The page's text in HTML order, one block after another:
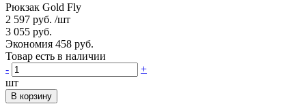
Рюкзак Gold Fly
2 597 руб. /шт
3 055 руб.
Экономия 458 руб.
Товар есть в наличии
-
+
шт
В корзину